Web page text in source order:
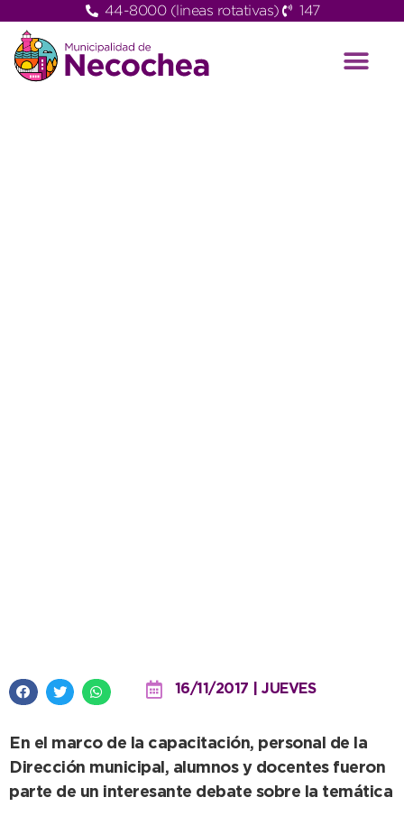
44-8000 (lineas rotativas) 147
16/11/2017 | JUEVES
En el marco de la capacitación, personal de la
Dirección municipal, alumnos y docentes fueron
parte de un interesante debate sobre la temática